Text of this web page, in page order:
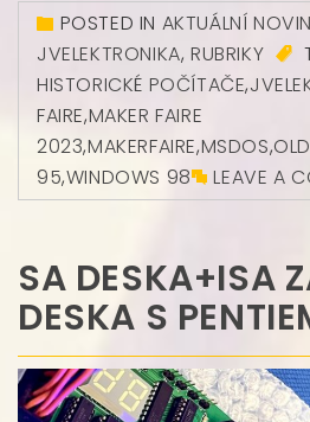
POSTED IN AKTUÁLNÍ
JVELEKTRONIKA,RUBRIKY
HISTORICKÉ POČÍTAČE,
FAIRE,MAKER FAIRE
2023,MAKERFAIRE,MSDOS,
95,WINDOWS 98 LEAVE A
SA DESKA+ISA
DESKA S